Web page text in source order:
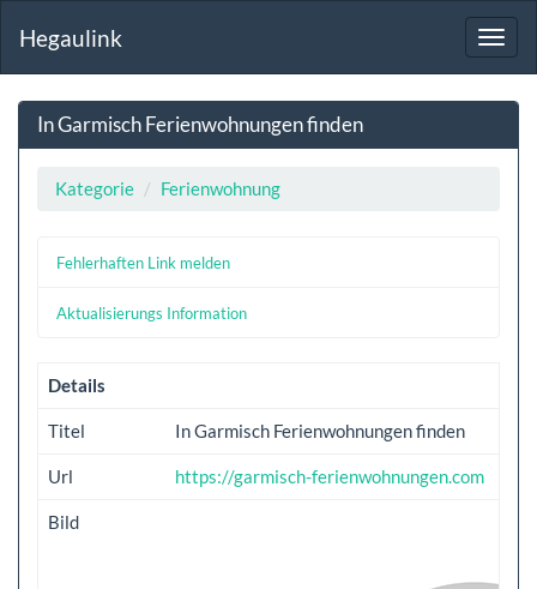
Hegaulink
In Garmisch Ferienwohnungen finden
Kategorie Ferienwohnung
Fehlerhaften Link melden
Aktualisierungs Information
Details
Titel In Garmisch Ferienwohnungen finden
Url https://garmisch-ferienwohnungen.com
Bild